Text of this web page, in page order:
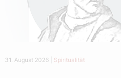
31. August 2026 Spiritualität